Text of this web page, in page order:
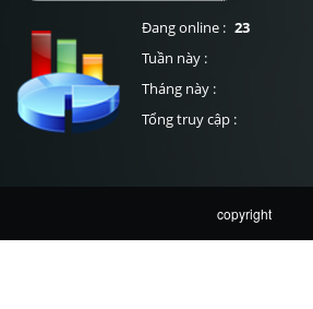
Đang online : 23
Tuần này :
Tháng này :
Tổng truy cập :
copyright